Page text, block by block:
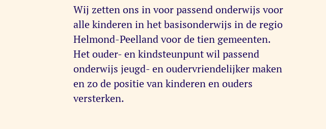
Wij zetten ons in voor passend onderwijs voor
alle kinderen in het basisonderwijs in de regio
Helmond-Peelland voor de tien gemeenten.
Het ouder- en kindsteunpunt wil passend
onderwijs jeugd- en oudervriendelijker maken
en zo de positie van kinderen en ouders
versterken.